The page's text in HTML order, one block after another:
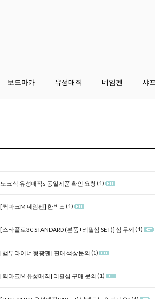
보드마카 유성매직 네임펜 샤프
노크식 유성매직s 동일제품 확인 요청 (1)
[퀵마크M 네임펜] 한박스 (1)
[스타플로3C STANDARD (본품+리필심 SET)] 심 두께 (1)
[뱀부라이너 형광펜] 판매 색상문의 (1)
[퀵마크M 유성매직] 리필심 구매 문의 (1)